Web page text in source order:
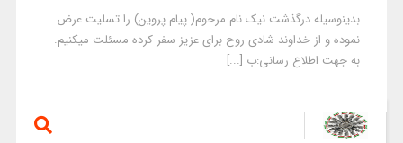
بدینوسیله درگذشت نیک نام مرحوم( پیام پروین) را تسلیت عرض
نموده و از خداوند شادی روح برای عزیز سفر کرده مسئلت میکنیم.
به جهت اطلاع رسانی:ب [...]